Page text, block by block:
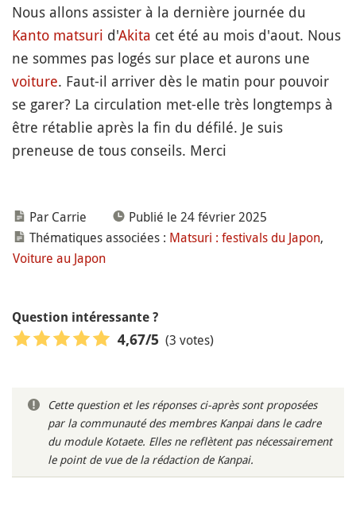
Nous allons assister à la dernière journée du
Kanto matsuri d'Akita cet été au mois d'aout. Nous
ne sommes pas logés sur place et aurons une
voiture. Faut-il arriver dès le matin pour pouvoir
se garer? La circulation met-elle très longtemps à
être rétablie après la fin du défilé. Je suis
preneuse de tous conseils. Merci
Par Carrie
Publié le 24 février 2025
Thématiques associées : Matsuri : festivals du Japon,
Voiture au Japon
Question intéressante ?
4,67/5 (3 votes)
Cette question et les réponses ci-après sont proposées
par la communauté des membres Kanpai dans le cadre
du module Kotaete. Elles ne reflètent pas nécessairement
le point de vue de la rédaction de Kanpai.